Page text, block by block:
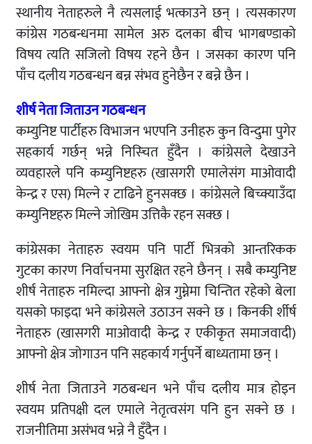
स्थानीय नेताहरुले नै त्यसलाई भत्काउने छन् । त्यसकारण
कांग्रेस गठबन्धनमा सामेल अरु दलका बीच भागबण्डाको
विषय त्यति सजिलो विषय रहने छैन । जसका कारण पनि
पाँच दलीय गठबन्धन बन्न संभव हुनेछैन र बन्ने छैन ।
शीर्ष नेता जिताउन गठबन्धन
कम्युनिष्ट पार्टीहरु विभाजन भएपनि उनीहरु कुन विन्दुमा पुगेर
सहकार्य गर्छन् भन्ने निस्चित हुँदैन । कांग्रेसले देखाउने
व्यवहारले पनि कम्युनिष्टहरु (खासगरी एमालेसंग माओवादी
केन्द्र र एस) मिल्ने र टाढिने हुनसक्छ । कांग्रेसले बिच्क्याउँदा
कम्युनिष्टहरु मिल्ने जोखिम उत्तिकै रहन सक्छ ।
कांग्रेसका नेताहरु स्वयम पनि पार्टी भित्रको आन्तरिकक
गुटका कारण निर्वाचनमा सुरक्षित रहने छैनन् । सबै कम्युनिष्ट
शीर्ष नेताहरु नमिल्दा आफ्नो क्षेत्र गुम्नेमा चिन्तित रहेको बेला
यसको फाइदा भने कांग्रेसले उठाउन सक्ने छ । किनकी र्शीर्ष
नेताहरु (खासगरी माओवादी केन्द्र र एकीकृत समाजवादी)
आफ्नो क्षेत्र जोगाउन पनि सहकार्य गर्नुपर्ने बाध्यतामा छन् ।
शीर्ष नेता जिताउने गठबन्धन भने पाँच दलीय मात्र होइन
स्वयम प्रतिपक्षी दल एमाले नेतृत्वसंग पनि हुन सक्ने छ ।
राजनीतिमा असंभव भन्ने नै हुँदैन ।